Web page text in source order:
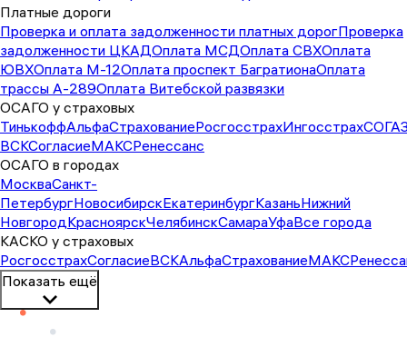
Платные дороги
Проверка и оплата задолженности платных дорогПроверка
задолженности ЦКАДОплата МСДОплата СВХОплата
ЮВХОплата М-12Оплата проспект БагратионаОплата
трассы А-289Оплата Витебской развязки
ОСАГО у страховых
ТинькоффАльфаСтрахованиеРосгосстрахИнгосстрах
ВСКСогласиеМАКСРенессанс
ОСАГО в городах
МоскваСанкт-
ПетербургНовосибирскЕкатеринбургКазаньНижний
НовгородКрасноярскЧелябинскСамараУфаВсе города
КАСКО у страховых
РосгосстрахСогласиеВСКАльфаСтрахованиеМАКС
Показать ещё